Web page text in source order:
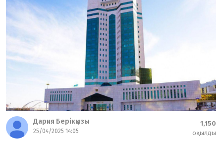
Дария Берікқызы
25/04/2025 14:05
1,150
оқылды